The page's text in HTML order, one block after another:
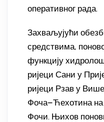
оперативног рада.
Захваљујући
средствима,
функцију
ријеци Сани у
ријеци Рзав у
Фоча–Ћехотина
Фочи. Њихов